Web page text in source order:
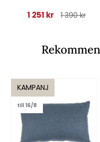
1 251 kr 1 390 kr
KAMPANJ
till 16/8